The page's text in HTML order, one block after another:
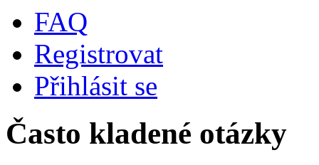
FAQ
Registrovat
Přihlásit se
Často kladené otázky